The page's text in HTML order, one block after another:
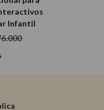
Infantil